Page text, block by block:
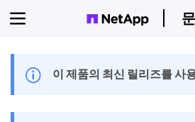
이 제품의 최신 릴리즈를 사